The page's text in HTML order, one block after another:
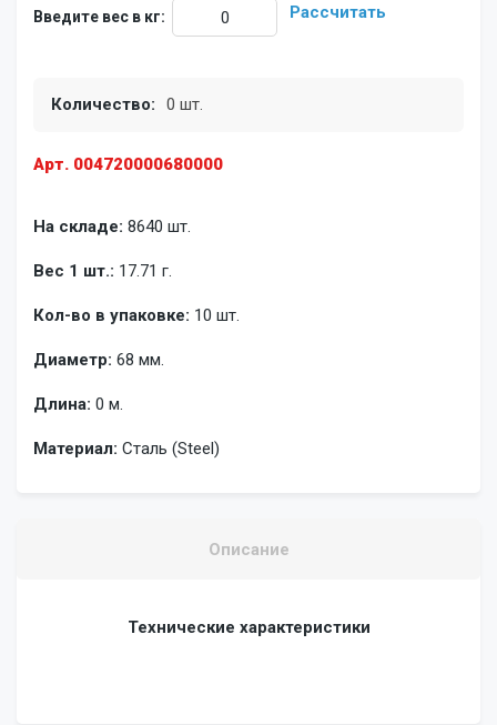
Арт. 004720000680000
На складе: 8640 шт.
Вес 1 шт.: 17.71 г.
Кол-во в упаковке: 10 шт.
Диаметр: 68 мм.
Длина: 0 м.
Материал: Сталь (Steel)
Введите вес в кг: Рассчитать
Количество: 0 шт.
Описание
Технические характеристики